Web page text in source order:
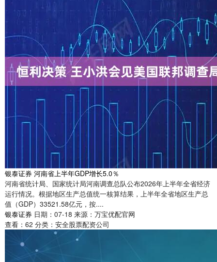
银泰证券 河南省上半年GDP增长5.0％
河南省统计局、国家统计局河南调查总队公布2026年上半年全省经济
运行情况。根据地区生产总值统一核算结果，上半年全省地区生产总
值（GDP）33521.58亿元，按....
银泰证券 日期：07-18 来源：万宝优配官网
查看： 62 分类： 安全股票配资公司